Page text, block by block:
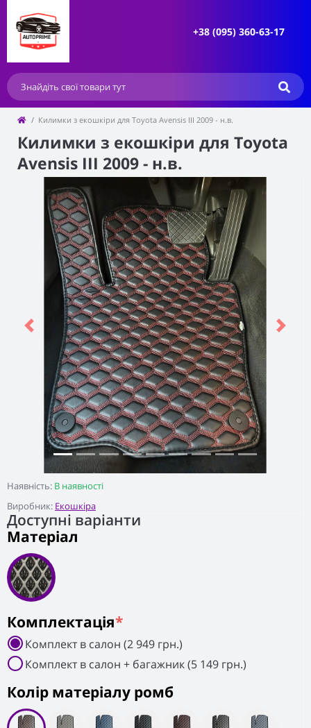
+38 (095) 360-63-17
Килимки з екошкіри для Toyota Avensis III 2009 - н.в.
Килимки з екошкіри для Toyota
Avensis III 2009 - н.в.
Наявність: В наявності
Виробник: Екошкіра
Previous Next
Доступні варіанти
Матеріал
Колiр матеріалу ромб
Комплектація*
Комплект в салон (2 949 грн.)
Комплект в салон + багажник (5 149 грн.)